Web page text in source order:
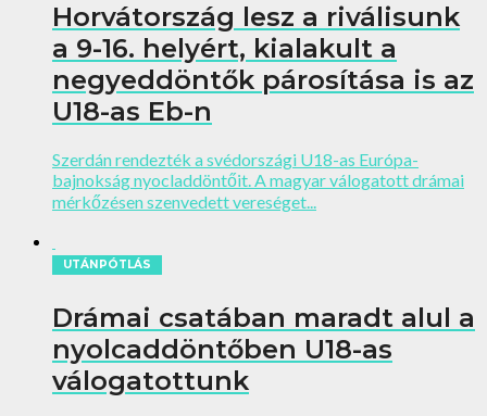
Horvátország lesz a riválisunk
a 9-16. helyért, kialakult a
negyeddöntők párosítása is az
U18-as Eb-n
Szerdán rendezték a svédországi U18-as Európa-
bajnokság nyocladdöntőit. A magyar válogatott drámai
mérkőzésen szenvedett vereséget...
UTÁNPÓTLÁS
Drámai csatában maradt alul a
nyolcaddöntőben U18-as
válogatottunk